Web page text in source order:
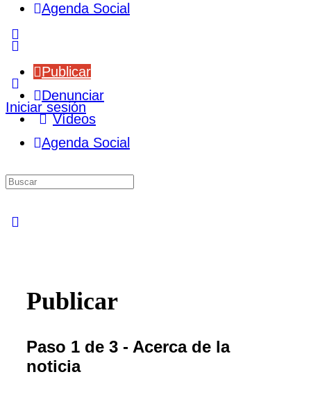
Agenda Social
options
Iniciar sesión
Publicar
Denunciar
Vídeos
Agenda Social
Buscar
Publicar
Paso 1 de 3 - Acerca de la
noticia